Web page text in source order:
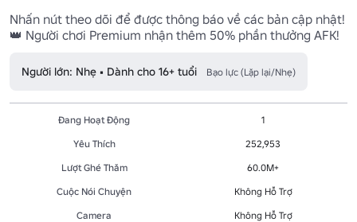
Nhấn nút theo dõi để được thông báo về các bản cập nhật!
👑 Người chơi Premium nhận thêm 50% phần thưởng AFK!
Người lớn: Nhẹ • Dành cho 16+ tuổi Bạo lực (Lặp lại/Nhẹ)
Đang Hoạt Động
1
Yêu Thích
252,953
Lượt Ghé Thăm
60.0M+
Cuộc Nói Chuyện
Không Hỗ Trợ
Camera
Không Hỗ Trợ